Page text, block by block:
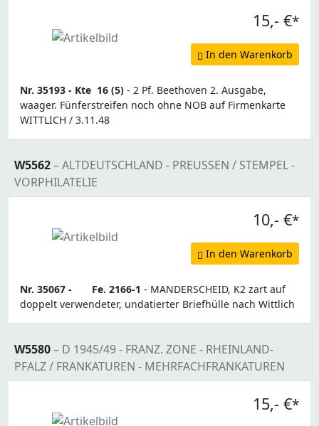
15,- €*
In den Warenkorb
Nr. 35193 - Kte 16 (5) - 2 Pf. Beethoven 2. Ausgabe,
waager. Fünferstreifen noch ohne NOB auf Firmenkarte
WITTLICH / 3.11.48
W5562– ALTDEUTSCHLAND - PREUSSEN / STEMPEL -
VORPHILATELIE
10,- €*
In den Warenkorb
Nr. 35067 - Fe. 2166-1 - MANDERSCHEID, K2 zart auf
doppelt verwendeter, undatierter Briefhülle nach Wittlich
W5580– D 1945/49 - FRANZ. ZONE - RHEINLAND-
PFALZ / FRANKATUREN - MEHRFACHFRANKATUREN
15,- €*